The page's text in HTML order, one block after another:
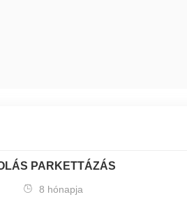
PARKETTÁZÁS
8 hónapja